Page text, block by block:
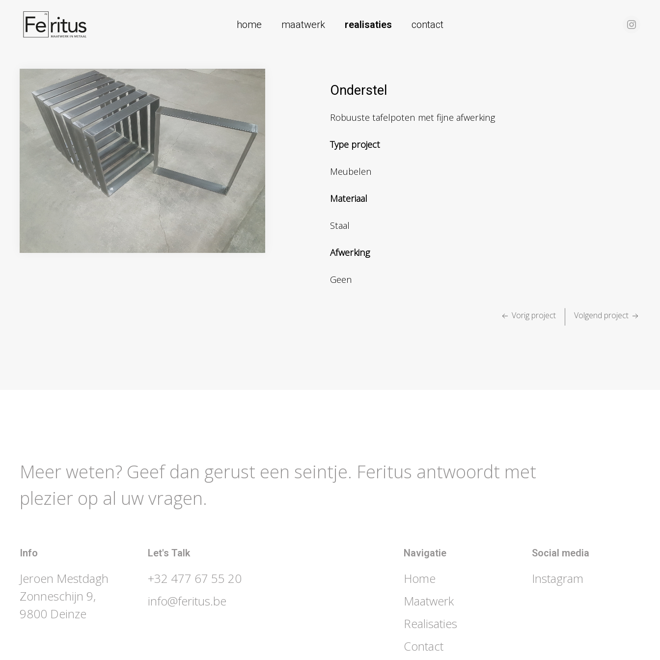
home maatwerk realisaties contact
Onderstel
Robuuste tafelpoten met fijne afwerking
Type project
Meubelen
Materiaal
Staal
Afwerking
Geen
Vorig project | Volgend project
Meer weten? Geef dan gerust een seintje. Feritus antwoordt met
plezier op al uw vragen.
Info
Jeroen Mestdagh
Zonneschijn 9,
9800 Deinze
Let's Talk
+32 477 67 55 20
info@feritus.be
Navigatie
Home
Maatwerk
Realisaties
Contact
Social media
Instagram